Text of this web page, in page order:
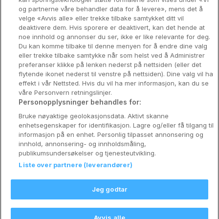
Utforsk Norden
Om Coop HotellKupp
Konkurranse
Koselig avbrekk
Velvære i var
Premiumhotell
Venninnetur
Reservasjonsspørsmål:
Hotellsupport:scandinavian@digibreaks.com
og partnerne våre behandler data for å levere», mens det å
velge «Avvis alle» eller trekke tilbake samtykket ditt vil
deaktivere dem. Hvis sporere er deaktivert, kan det hende at
noe innhold og annonser du ser, ikke er like relevante for deg.
Du kan komme tilbake til denne menyen for å endre dine valg
eller trekke tilbake samtykke når som helst ved å Administrer
preferanser klikke på lenken nederst på nettsiden (eller det
flytende ikonet nederst til venstre på nettsiden). Dine valg vil ha
effekt i vår Nettsted. Hvis du vil ha mer informasjon, kan du se
våre Personvern retningslinjer.
Personopplysninger behandles for:
Bruke nøyaktige geolokasjonsdata. Aktivt skanne
enhetsegenskaper for identifikasjon. Lagre og/eller få tilgang til
informasjon på en enhet. Personlig tilpasset annonsering og
innhold, annonsering- og innholdsmåling,
publikumsundersøkelser og tjenesteutvikling.
Liste over partnere (leverandører)
Jeg godtar